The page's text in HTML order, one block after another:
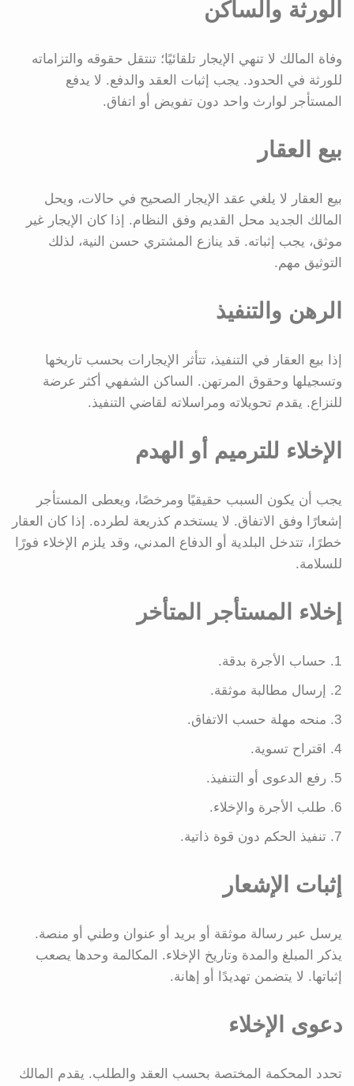
الورثة والساكن
وفاة المالك لا تنهي الإيجار تلقائيًا؛ تنتقل حقوقه والتزاماته
للورثة في الحدود. يجب إثبات العقد والدفع. لا يدفع
المستأجر لوارث واحد دون تفويض أو اتفاق.
بيع العقار
بيع العقار لا يلغي عقد الإيجار الصحيح في حالات، ويحل
المالك الجديد محل القديم وفق النظام. إذا كان الإيجار غير
موثق، يجب إثباته. قد ينازع المشتري حسن النية، لذلك
التوثيق مهم.
الرهن والتنفيذ
إذا بيع العقار في التنفيذ، تتأثر الإيجارات بحسب تاريخها
وتسجيلها وحقوق المرتهن. الساكن الشفهي أكثر عرضة
للنزاع. يقدم تحويلاته ومراسلاته لقاضي التنفيذ.
الإخلاء للترميم أو الهدم
يجب أن يكون السبب حقيقيًا ومرخصًا، ويعطى المستأجر
إشعارًا وفق الاتفاق. لا يستخدم كذريعة لطرده. إذا كان العقار
خطرًا، تتدخل البلدية أو الدفاع المدني، وقد يلزم الإخلاء فورًا
للسلامة.
إخلاء المستأجر المتأخر
حساب الأجرة بدقة.
إرسال مطالبة موثقة.
منحه مهلة حسب الاتفاق.
اقتراح تسوية.
رفع الدعوى أو التنفيذ.
طلب الأجرة والإخلاء.
تنفيذ الحكم دون قوة ذاتية.
إثبات الإشعار
يرسل عبر رسالة موثقة أو بريد أو عنوان وطني أو منصة.
يذكر المبلغ والمدة وتاريخ الإخلاء. المكالمة وحدها يصعب
إثباتها. لا يتضمن تهديدًا أو إهانة.
دعوى الإخلاء
تحدد المحكمة المختصة بحسب العقد والطلب. يقدم المالك